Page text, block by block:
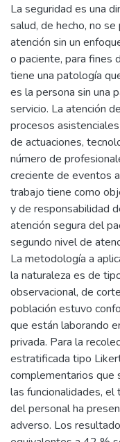
La seguridad es una
salud, de hecho, no
atención sin un
o paciente, para fines
tiene una patología
es la persona sin una
servicio. La atención
procesos
de actuaciones,
número de
creciente de eventos
trabajo tiene como
y de responsabilidad
atención segura del
segundo nivel de
La metodología a
la naturaleza es de
observacional, de
población estuvo
que están laborando
privada. Para la
estratificada tipo
complementarios que
las funcionalidades,
del personal ha
adverso. Los